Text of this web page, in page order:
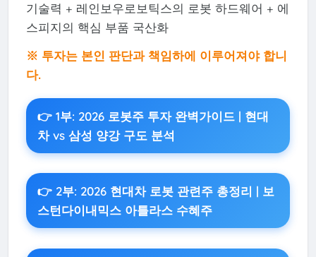
기술력 + 레인보우로보틱스의 로봇 하드웨어 + 에
스피지의 핵심 부품 국산화
※ 투자는 본인 판단과 책임하에 이루어져야 합니
다.
👉 1부: 2026 로봇주 투자 완벽가이드 | 현대
차 vs 삼성 양강 구도 분석
👉 2부: 2026 현대차 로봇 관련주 총정리 | 보
스턴다이내믹스 아틀라스 수혜주